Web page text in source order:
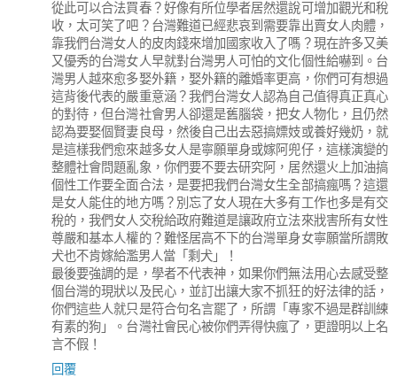
從此可以合法買春？好像有所位學者居然還說可增加觀光和稅
收，太可笑了吧？台灣難道已經悲哀到需要靠出賣女人肉體，
靠我們台灣女人的皮肉錢來增加國家收入了嗎？現在許多又美
又優秀的台灣女人早就對台灣男人可怕的文化個性給嚇到。台
灣男人越來愈多娶外籍，娶外籍的離婚率更高，你們可有想過
這背後代表的嚴重意涵？我們台灣女人認為自己值得真正真心
的對待，但台灣社會男人卻還是舊腦袋，把女人物化，且仍然
認為要娶個賢妻良母，然後自己出去惡搞嫖妓或養好幾奶，就
是這樣我們愈來越多女人是寧願單身或嫁阿兜仔，這樣演變的
整體社會問題亂象，你們要不要去研究阿，居然還火上加油搞
個性工作要全面合法，是要把我們台灣女生全部搞瘋嗎？這還
是女人能住的地方嗎？別忘了女人現在大多有工作也多是有交
稅的，我們女人交稅給政府難道是讓政府立法來戕害所有女性
尊嚴和基本人權的？難怪居高不下的台灣單身女寧願當所謂敗
犬也不肯嫁給濫男人當「剩犬」！
最後要強調的是，學者不代表神，如果你們無法用心去感受整
個台灣的現狀以及民心，並訂出讓大家不抓狂的好法律的話，
你們這些人就只是符合句名言罷了，所謂「專家不過是群訓練
有素的狗」。台灣社會民心被你們弄得快瘋了，更證明以上名
言不假！
回覆